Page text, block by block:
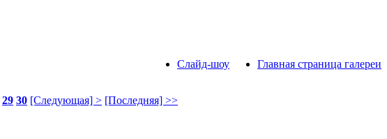
Главная страница галереи
Слайд-шоу
29 30 [Следующая] > [Последняя] >>